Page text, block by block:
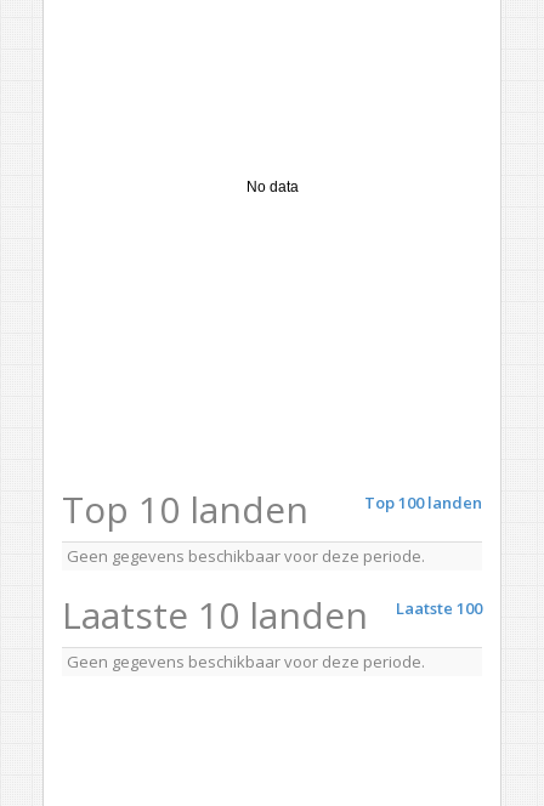
No data
Top 100 landen
Top 10 landen
Geen gegevens beschikbaar voor deze periode.
Laatste 100
Laatste 10 landen
Geen gegevens beschikbaar voor deze periode.